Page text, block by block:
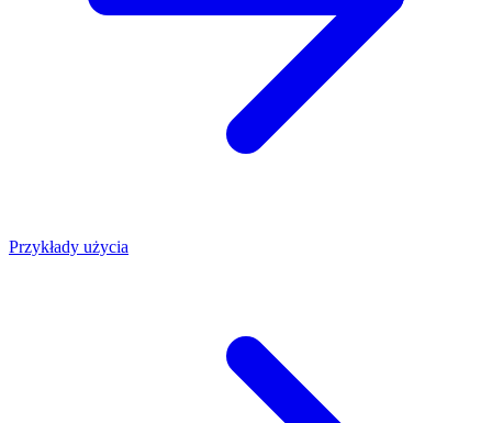
Przykłady użycia